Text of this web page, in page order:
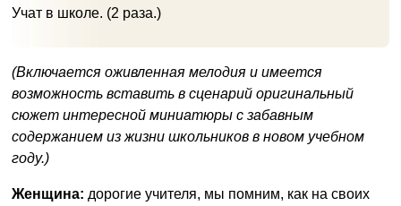
Учат в школе. (2 раза.)
(Включается оживленная мелодия и имеется
возможность вставить в сценарий оригинальный
сюжет интересной миниатюры с забавным
содержанием из жизни школьников в новом учебном
году.)
Женщина: дорогие учителя, мы помним, как на своих